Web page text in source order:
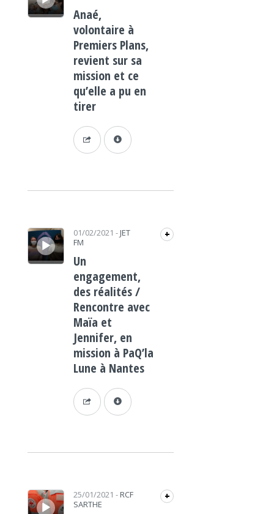
Anaé,
volontaire à
Premiers Plans,
revient sur sa
mission et ce
qu’elle a pu en
tirer
Lecteur audio 01/02/2021 - JET
FM
+
Un
engagement,
des réalités /
Rencontre avec
Maïa et
Jennifer, en
mission à PaQ’la
Lune à Nantes
Lecteur audio 25/01/2021 - RCF
SARTHE
+